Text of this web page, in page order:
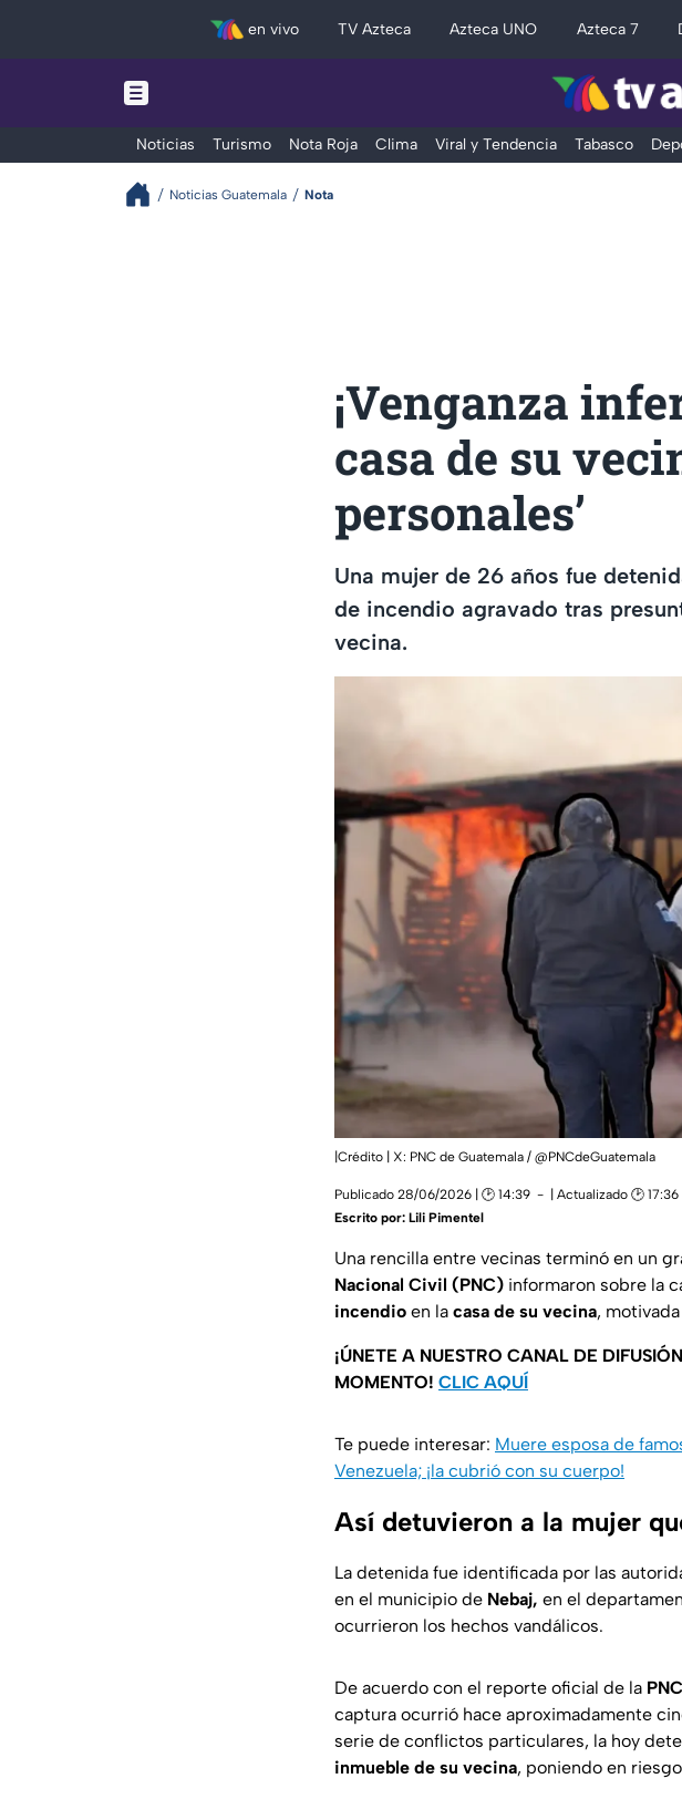
en vivo TV Azteca Azteca UNO Azteca 7
Noticias Turismo Nota Roja Clima Viral y Tendencia Tabasco
Noticias Guatemala Nota
¡Venganza
casa de su
personales’
Una mujer de 26 años fue
de incendio agravado tras
vecina.
|Crédito | X: PNC de Guatemala / @PNCdeGuatemala
Publicado 28/06/2026 | 🕑 14:39 | Actualizado 🕑 17:36
Escrito por: Lili Pimentel
Una rencilla entre vecinas terminó en un
Nacional Civil (PNC) informaron sobre la
incendio en la casa de su vecina,
¡ÚNETE A NUESTRO CANAL DE
MOMENTO! CLIC AQUÍ
Te puede interesar: Muere esposa de
Venezuela; ¡la cubrió con su cuerpo!
Así detuvieron a la mujer
La detenida fue identificada por las
en el municipio de Nebaj, en el
ocurrieron los hechos vandálicos.
De acuerdo con el reporte oficial de la
captura ocurrió hace aproximadamente
serie de conflictos particulares, la hoy
inmueble de su vecina, poniendo en